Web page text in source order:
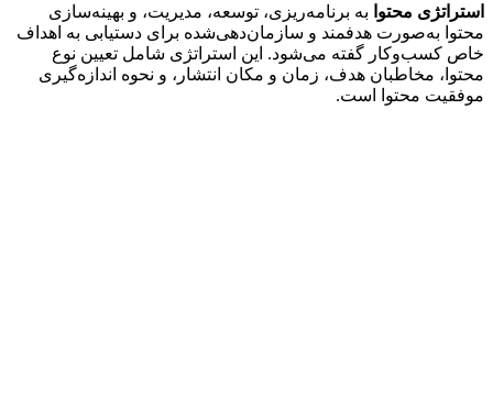
استراتژی محتوا به برنامه‌ریزی، توسعه، مدیریت، و بهینه‌سازی
محتوا به‌صورت هدفمند و سازمان‌دهی‌شده برای دستیابی به اهداف
خاص کسب‌وکار گفته می‌شود. این استراتژی شامل تعیین نوع
محتوا، مخاطبان هدف، زمان و مکان انتشار، و نحوه اندازه‌گیری
موفقیت محتوا است.